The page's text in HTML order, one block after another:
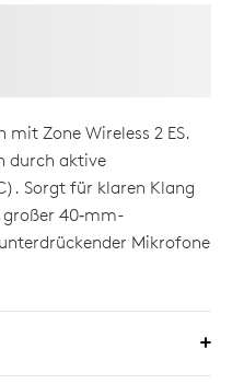
mit Zone Wireless 2 ES.
durch aktive
Sorgt für klaren Klang
40‑mm-
Mikrofone